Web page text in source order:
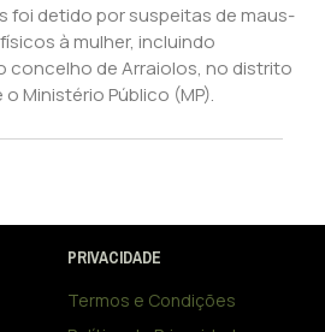
foi detido por suspeitas de maus-
à mulher, incluindo
concelho de Arraiolos, no distrito
Ministério Público (MP).
PRIVACIDADE
Termos e Condições